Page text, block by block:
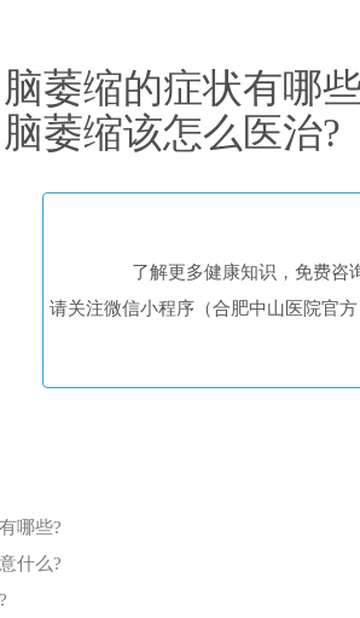
脑萎缩的症状有哪
脑萎缩该怎么医治?
了解更多健康知识，免费咨
请关注微信小程序（合肥中山医院官
哪些?
什么?